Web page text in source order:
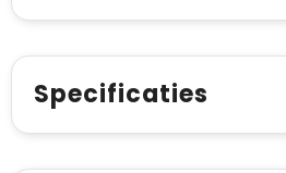
Specificaties